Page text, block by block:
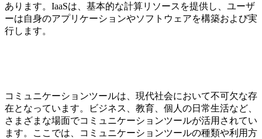
あります。IaaSは、基本的な計算リソースを提供し、ユーザ
ーは自身のアプリケーションやソフトウェアを構築および実
行します。
コミュニケーションツールは、現代社会において不可欠な存
在となっています。ビジネス、教育、個人の日常生活など、
さまざまな場面でコミュニケーションツールが活用されてい
ます。ここでは、コミュニケーションツールの種類や利用方